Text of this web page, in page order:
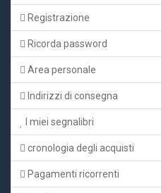
Registrazione
Ricorda password
Area personale
Indirizzi di consegna
I miei segnalibri
cronologia degli acquisti
Pagamenti ricorrenti